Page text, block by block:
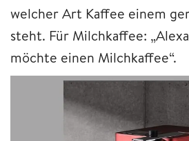
welcher Art Kaffee einem
steht. Für Milchkaffee:
möchte einen Milchkaffee“.